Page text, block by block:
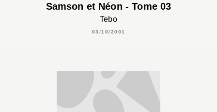
Samson et Néon - Tome 03
Tebo
03/10/2001